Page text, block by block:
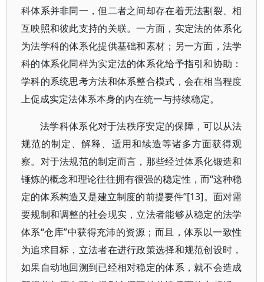
科体系并非同一，但二者之间却存在着无法割裂、相
互映照和彼此支持的关联。一方面，实定法的体系化
为法学科的体系化提供基础和素材；另一方面，法学
科的体系化同样为实定法的体系化给予指引和协助：
学科的系统思考方法和体系整合模式，会在相当程度
上促成实定法体系本身的内在统一与持续稳定。
法学科体系化对于法秩序安定的保障，可以从法
规范的制定、解释、适用和续造等诸多方面获得观
察。对于法规范的制定而言，那些经过体系化锻造和
锤炼的概念和理论往往拥有很强的稳定性，而“这种稳
定的体系构造又是建立制度的前提要件”[13]。面对需
要规制和调整的社会现实，立法者能够从稳定的法学
体系“仓库”中获得充沛的资源；而且，体系以一致性
为追求目标，立法者在进行政策选择和规范创设时，
如果自动地回溯到已经相对稳定的体系，就不会造成